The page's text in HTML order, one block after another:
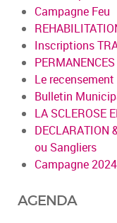
Campagne Feu
Inscriptions
Le
Bulletin
LA SCLEROSE
DECLARATION
ou Sangliers
Campagne
AGENDA